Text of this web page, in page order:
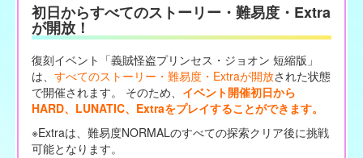
初日からすべてのストーリー・難易度・Extra
が開放！
復刻イベント「義賊怪盗プリンセス・ジョオン 短縮版」
は、 すべてのストーリー・難易度・Extraが開放された状態
で開催されます。 そのため、 イベント開催初日から
HARD、LUNATIC、Extraをプレイすることができます。
※Extraは、難易度NORMALのすべての探索クリア後に挑戦
可能となります。